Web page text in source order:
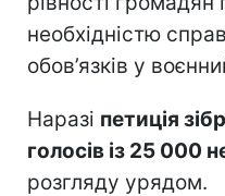
необхідністю
обов’язків у
Наразі петиція
голосів із 25 000
розгляду урядом.